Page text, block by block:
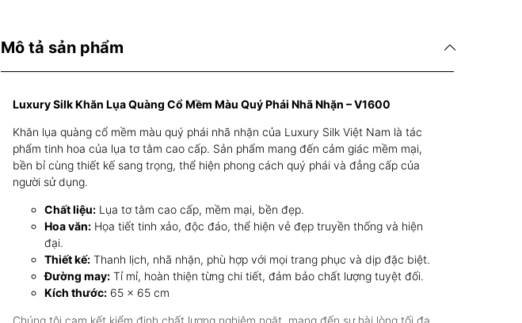
Mô tả sản phẩm
Luxury Silk Khăn Lụa Quàng Cổ Mềm Màu Quý Phái Nhã Nhặn – V1600
Khăn lụa quàng cổ mềm màu quý phái nhã nhặn của Luxury Silk Việt Nam là tác
phẩm tinh hoa của lụa tơ tằm cao cấp. Sản phẩm mang đến cảm giác mềm mại,
bền bỉ cùng thiết kế sang trọng, thể hiện phong cách quý phái và đẳng cấp của
người sử dụng.
Chất liệu: Lụa tơ tằm cao cấp, mềm mại, bền đẹp.
Hoa văn: Họa tiết tinh xảo, độc đáo, thể hiện vẻ đẹp truyền thống và hiện
đại.
Thiết kế: Thanh lịch, nhã nhặn, phù hợp với mọi trang phục và dịp đặc biệt.
Đường may: Tỉ mỉ, hoàn thiện từng chi tiết, đảm bảo chất lượng tuyệt đối.
Kích thước: 65 x 65 cm
Chúng tôi cam kết kiểm định chất lượng nghiêm ngặt, mang đến sự hài lòng tối đa